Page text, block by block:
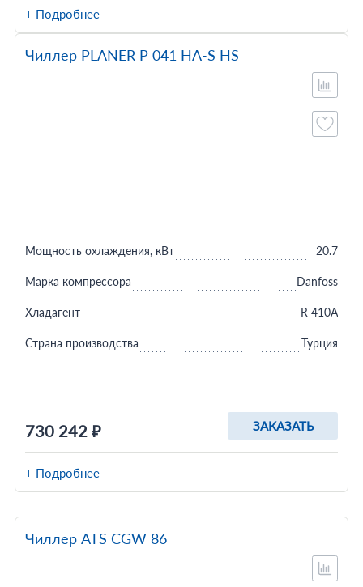
+ Подробнее
Чиллер PLANER P 041 HA-S HS
730 242 ₽ ЗАКАЗАТЬ
Мощность охлаждения, кВт 20.7
Марка компрессора Danfoss
Хладагент R 410А
Страна производства Турция
+ Подробнее
Чиллер ATS CGW 86